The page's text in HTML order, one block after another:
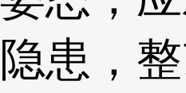
隐患，